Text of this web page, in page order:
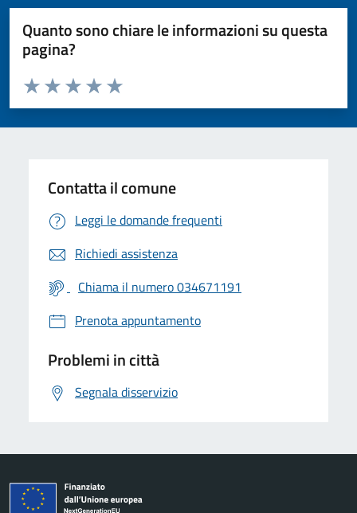
Quanto sono chiare le informazioni su questa
pagina?
Valuta da 1 a 5 stelle la pagina
Valuta 5 stelle su 5
Valuta 4 stelle su 5
Valuta 3 stelle su 5
Valuta 2 stelle su 5
Valuta 1 stelle su 5
Contatta il comune
Leggi le domande frequenti
Richiedi assistenza
Chiama il numero 034671191
Prenota appuntamento
Problemi in città
Segnala disservizio